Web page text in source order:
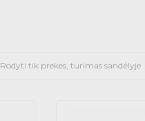
Rodyti tik prekes, turimas sandėlyje